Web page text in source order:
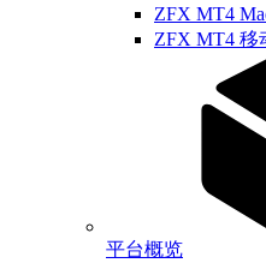
ZFX MT4
ZFX MT4 移
平台概览